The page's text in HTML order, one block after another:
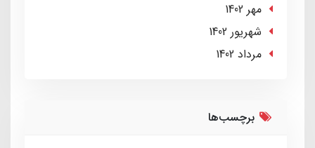
مهر 1402
شهریور 1402
مرداد 1402
برچسب‌ها